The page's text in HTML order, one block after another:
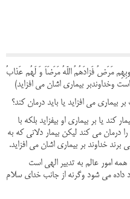
می فرماید: فِی قُلُوبِهِم مَرَضُ فَزادَهُمُ اللّهُ مَرَضَاَ وَ لَهُم عَذابُ
وخداوندبر بیماری اشان می افزاید)
می افزاید یا باید درمان کند؟
کند یا بر بیماری او بیفزاید بلکه با
را درمان می کند لیکن بیمار دلانی که به
خداوند بر بیماری اشان می افزاید.
امور عالم به تدبیر الهی است
داده می شود وگرنه از جانب خدای سلام